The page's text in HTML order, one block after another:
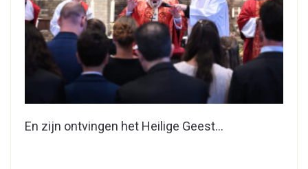
En zijn ontvingen het Heilige Geest…